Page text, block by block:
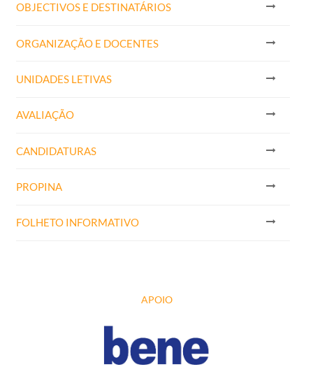
OBJECTIVOS E DESTINATÁRIOS
ORGANIZAÇÃO E DOCENTES
UNIDADES LETIVAS
AVALIAÇÃO
CANDIDATURAS
PROPINA
FOLHETO INFORMATIVO
APOIO